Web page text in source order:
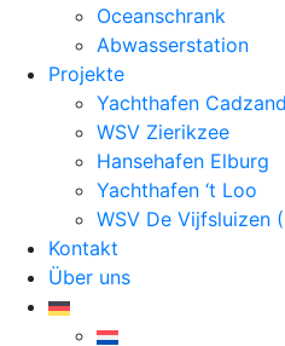
Oceanschrank
Abwasserstation
Projekte
Yachthafen
WSV Zierikzee
Hansehafen Elburg
Yachthafen ‘t Loo
WSV De Vijfsluizen
Kontakt
Über uns